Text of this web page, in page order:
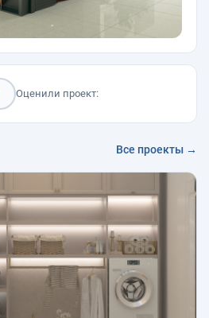
Оценили проект:
Все проекты →